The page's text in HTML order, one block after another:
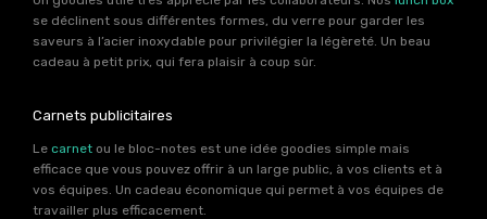
se déclinent sous différentes formes, du verre pour garder les
saveurs à l’acier inoxydable pour privilégier la légèreté. Un beau
cadeau à petit prix, qui fera plaisir à coup sûr.
Carnets publicitaires
Le carnet ou le bloc-notes est une idée goodies simple mais
efficace que vous pouvez offrir à un large public, à vos clients et à
vos équipes. Un cadeau économique qui permet à vos équipes de
travailler plus efficacement.